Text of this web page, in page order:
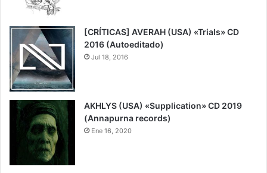
[CRÍTICAS] AVERAH (USA) «Trials» CD
2016 (Autoeditado)
Jul 18, 2016
AKHLYS (USA) «Supplication» CD 2019
(Annapurna records)
Ene 16, 2020